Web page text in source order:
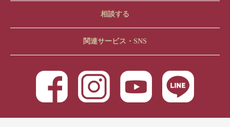
相談する
関連サービス・SNS